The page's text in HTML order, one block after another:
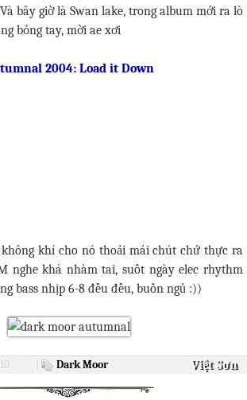
bây giờ là Swan lake, trong album mới ra lò
bỏng tay, mời ae xơi
2004: Load it Down
khí cho nó thoải mái chút chứ thực ra
nghe khá nhàm tai, suốt ngày elec rhythm
bass nhịp 6-8 đều đều, buồn ngủ :))
Dark Moor Việt Sơn